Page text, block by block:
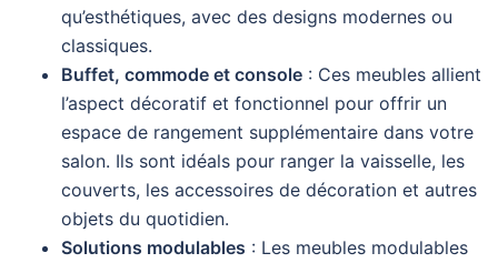
qu’esthétiques, avec des designs modernes ou
classiques.
Buffet, commode et console : Ces meubles allient
l’aspect décoratif et fonctionnel pour offrir un
espace de rangement supplémentaire dans votre
salon. Ils sont idéals pour ranger la vaisselle, les
couverts, les accessoires de décoration et autres
objets du quotidien.
Solutions modulables : Les meubles modulables